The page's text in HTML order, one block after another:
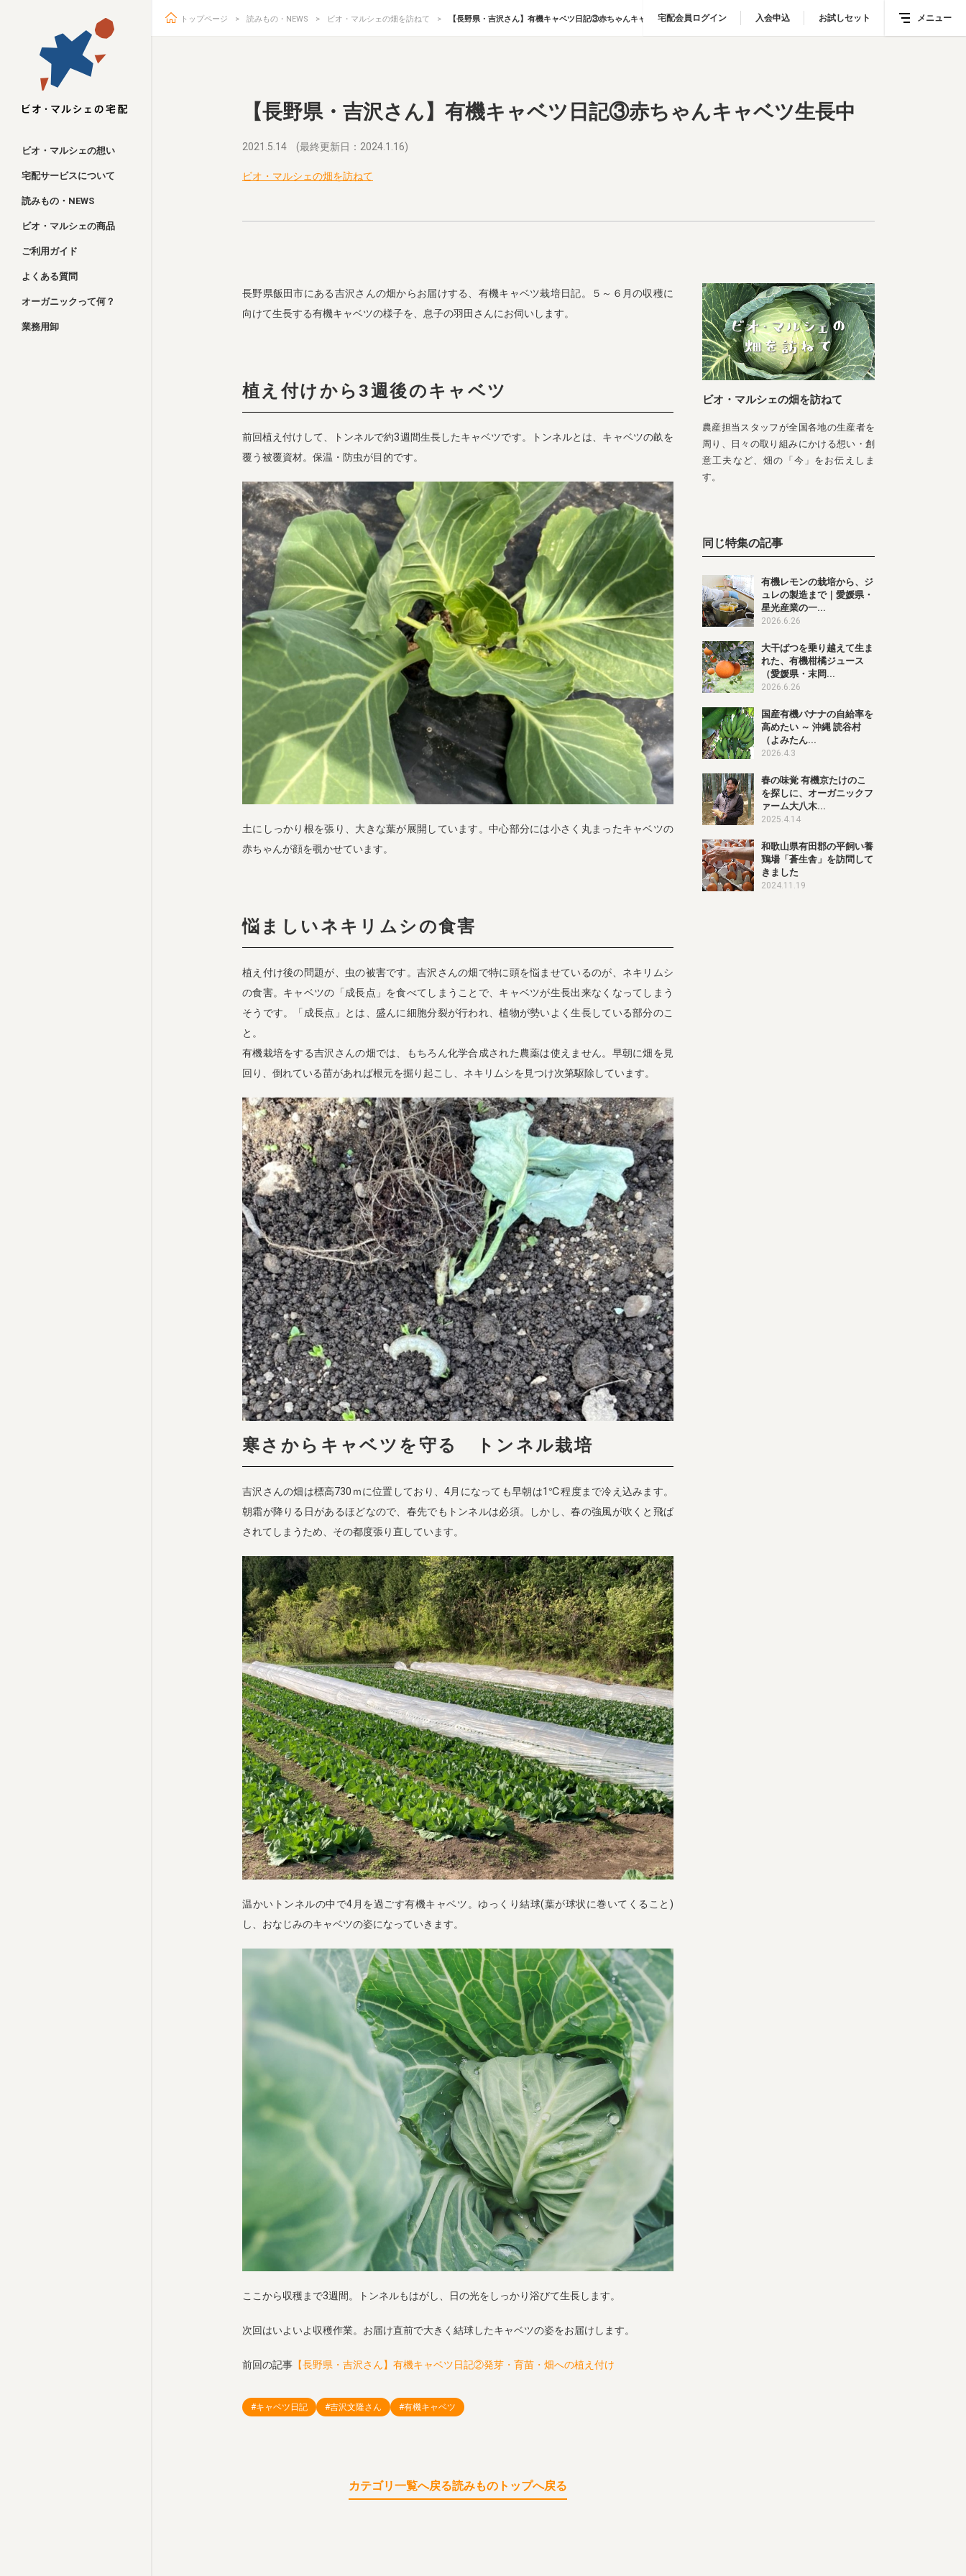
ビオ・マルシェ
ビオ・マルシェの想い
宅配サービスについて
読みもの・NEWS
ビオ・マルシェの商品
ご利用ガイド
よくある質問
オーガニックって何？
業務用卸
宅配会員ログイン 入会申込 お試しセット メニュー
宅配会員ログイン 入会申込 お試しセット メニュー
トップページ 読みもの・NEWS ビオ・マルシェの畑を訪ねて 【長野県・吉沢さん】有機キャベツ日記③赤ちゃんキャベツ生長中
【長野県・吉沢さん】有機キャベツ日記③赤ちゃんキャベツ生長中
2021.5.14 (最終更新日：2024.1.16)
ビオ・マルシェの畑を訪ねて
長野県飯田市にある吉沢さんの畑からお届けする、有機キャベツ栽培日記。５～６月の収穫に
向けて生長する有機キャベツの様子を、息子の羽田さんにお伺いします。
植え付けから3週後のキャベツ
前回植え付けして、トンネルで約3週間生長したキャベツです。トンネルとは、キャベツの畝を
覆う被覆資材。保温・防虫が目的です。
土にしっかり根を張り、大きな葉が展開しています。中心部分には小さく丸まったキャベツの
赤ちゃんが顔を覗かせています。
悩ましいネキリムシの食害
植え付け後の問題が、虫の被害です。吉沢さんの畑で特に頭を悩ませているのが、ネキリムシ
の食害。キャベツの「成長点」を食べてしまうことで、キャベツが生長出来なくなってしまう
そうです。「成長点」とは、盛んに細胞分裂が行われ、植物が勢いよく生長している部分のこ
と。
有機栽培をする吉沢さんの畑では、もちろん化学合成された農薬は使えません。早朝に畑を見
回り、倒れている苗があれば根元を掘り起こし、ネキリムシを見つけ次第駆除しています。
寒さからキャベツを守る トンネル栽培
吉沢さんの畑は標高730ｍに位置しており、4月になっても早朝は1℃程度まで冷え込みます。
朝霜が降りる日があるほどなので、春先でもトンネルは必須。しかし、春の強風が吹くと飛ば
されてしまうため、その都度張り直しています。
温かいトンネルの中で4月を過ごす有機キャベツ。ゆっくり結球(葉が球状に巻いてくること)
し、おなじみのキャベツの姿になっていきます。
ここから収穫まで3週間。トンネルもはがし、日の光をしっかり浴びて生長します。
次回はいよいよ収穫作業。お届け直前で大きく結球したキャベツの姿をお届けします。
前回の記事 【長野県・吉沢さん】有機キャベツ日記②発芽・育苗・畑への植え付け
#キャベツ日記 #吉沢文隆さん #有機キャベツ
カテゴリ一覧へ戻る読みものトップへ戻る
ビオ・マルシェの畑を訪ねて
農産担当スタッフが全国各地の生産者を
周り、日々の取り組みにかける想い・創
意工夫など、畑の「今」をお伝えしま
す。
同じ特集の記事
有機レモンの栽培から、ジ
ュレの製造まで｜愛媛県・
星光産業の一...
2026.6.26
大干ばつを乗り越えて生ま
れた、有機柑橘ジュース
（愛媛県・末岡...
2026.6.26
国産有機バナナの自給率を
高めたい ～ 沖縄 読谷村
（よみたん...
2026.4.3
春の味覚 有機京たけのこ
を探しに、オーガニックフ
ァーム大八木...
2025.4.14
和歌山県有田郡の平飼い養
鶏場「蒼生舎」を訪問して
きました
2024.11.19